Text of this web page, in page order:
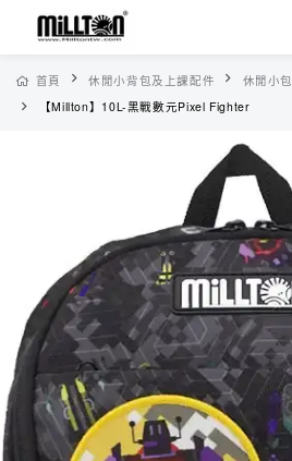
首頁 休閒小背包及上課配件
休閒小包
【Millton】10L-黑戰數元Pixel Fighter